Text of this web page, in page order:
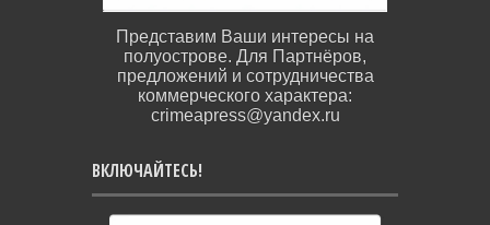
Представим Ваши интересы на
полуострове. Для Партнёров,
предложений и сотрудничества
коммерческого характера:
crimeapress@yandex.ru
ВКЛЮЧАЙТЕСЬ!